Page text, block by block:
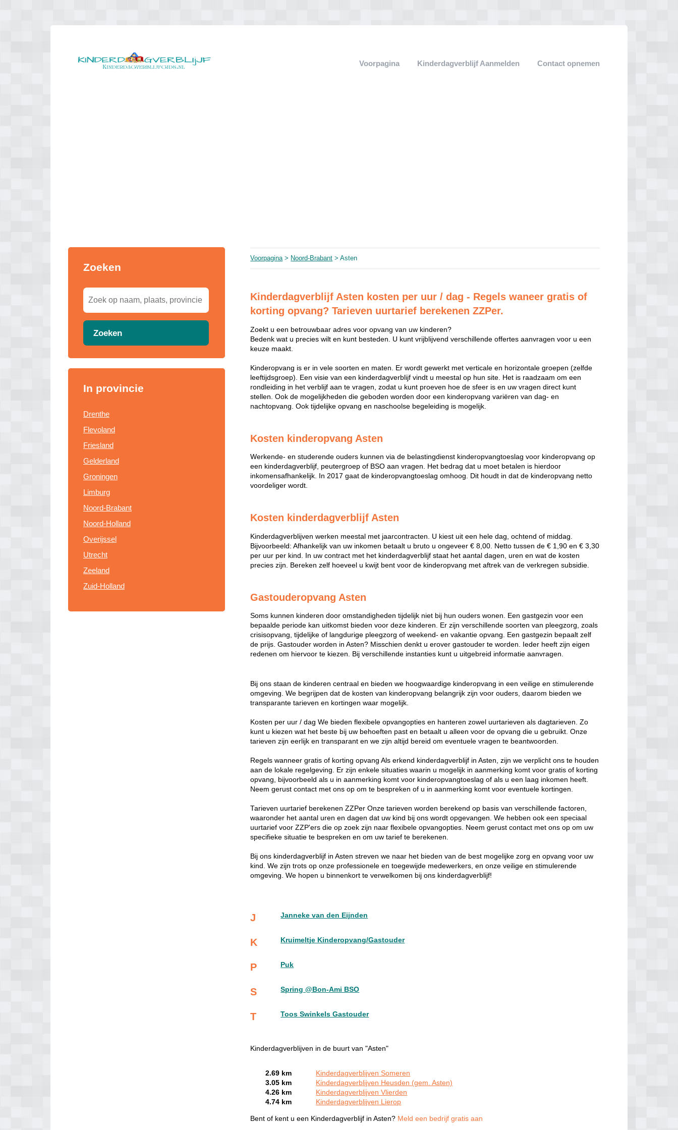
Voorpagina Kinderdagverblijf Aanmelden Contact opnemen
Zoeken
Zoeken
In provincie
Drenthe
Flevoland
Friesland
Gelderland
Groningen
Limburg
Noord-Brabant
Noord-Holland
Overijssel
Utrecht
Zeeland
Zuid-Holland
Voorpagina> Noord-Brabant > Asten
Kinderdagverblijf Asten kosten per uur / dag - Regels waneer gratis of
korting opvang? Tarieven uurtarief berekenen ZZPer.
Zoekt u een betrouwbaar adres voor opvang van uw kinderen?
Bedenk wat u precies wilt en kunt besteden. U kunt vrijblijvend verschillende offertes aanvragen voor u een
keuze maakt.
Kinderopvang is er in vele soorten en maten. Er wordt gewerkt met verticale en horizontale groepen (zelfde
leeftijdsgroep). Een visie van een kinderdagverblijf vindt u meestal op hun site. Het is raadzaam om een
rondleiding in het verblijf aan te vragen, zodat u kunt proeven hoe de sfeer is en uw vragen direct kunt
stellen. Ook de mogelijkheden die geboden worden door een kinderopvang variëren van dag- en
nachtopvang. Ook tijdelijke opvang en naschoolse begeleiding is mogelijk.
Kosten kinderopvang Asten
Werkende- en studerende ouders kunnen via de belastingdienst kinderopvangtoeslag voor kinderopvang op
een kinderdagverblijf, peutergroep of BSO aan vragen. Het bedrag dat u moet betalen is hierdoor
inkomensafhankelijk. In 2017 gaat de kinderopvangtoeslag omhoog. Dit houdt in dat de kinderopvang netto
voordeliger wordt.
Kosten kinderdagverblijf Asten
Kinderdagverblijven werken meestal met jaarcontracten. U kiest uit een hele dag, ochtend of middag.
Bijvoorbeeld: Afhankelijk van uw inkomen betaalt u bruto u ongeveer € 8,00. Netto tussen de € 1,90 en € 3,30
per uur per kind. In uw contract met het kinderdagverblijf staat het aantal dagen, uren en wat de kosten
precies zijn. Bereken zelf hoeveel u kwijt bent voor de kinderopvang met aftrek van de verkregen subsidie.
Gastouderopvang Asten
Soms kunnen kinderen door omstandigheden tijdelijk niet bij hun ouders wonen. Een gastgezin voor een
bepaalde periode kan uitkomst bieden voor deze kinderen. Er zijn verschillende soorten van pleegzorg, zoals
crisisopvang, tijdelijke of langdurige pleegzorg of weekend- en vakantie opvang. Een gastgezin bepaalt zelf
de prijs. Gastouder worden in Asten? Misschien denkt u erover gastouder te worden. Ieder heeft zijn eigen
redenen om hiervoor te kiezen. Bij verschillende instanties kunt u uitgebreid informatie aanvragen.
Bij ons staan de kinderen centraal en bieden we hoogwaardige kinderopvang in een veilige en stimulerende
omgeving. We begrijpen dat de kosten van kinderopvang belangrijk zijn voor ouders, daarom bieden we
transparante tarieven en kortingen waar mogelijk.
Kosten per uur / dag We bieden flexibele opvangopties en hanteren zowel uurtarieven als dagtarieven. Zo
kunt u kiezen wat het beste bij uw behoeften past en betaalt u alleen voor de opvang die u gebruikt. Onze
tarieven zijn eerlijk en transparant en we zijn altijd bereid om eventuele vragen te beantwoorden.
Regels wanneer gratis of korting opvang Als erkend kinderdagverblijf in Asten, zijn we verplicht ons te houden
aan de lokale regelgeving. Er zijn enkele situaties waarin u mogelijk in aanmerking komt voor gratis of korting
opvang, bijvoorbeeld als u in aanmerking komt voor kinderopvangtoeslag of als u een laag inkomen heeft.
Neem gerust contact met ons op om te bespreken of u in aanmerking komt voor eventuele kortingen.
Tarieven uurtarief berekenen ZZPer Onze tarieven worden berekend op basis van verschillende factoren,
waaronder het aantal uren en dagen dat uw kind bij ons wordt opgevangen. We hebben ook een speciaal
uurtarief voor ZZP'ers die op zoek zijn naar flexibele opvangopties. Neem gerust contact met ons op om uw
specifieke situatie te bespreken en om uw tarief te berekenen.
Bij ons kinderdagverblijf in Asten streven we naar het bieden van de best mogelijke zorg en opvang voor uw
kind. We zijn trots op onze professionele en toegewijde medewerkers, en onze veilige en stimulerende
omgeving. We hopen u binnenkort te verwelkomen bij ons kinderdagverblijf!
J Janneke van den Eijnden
K Kruimeltje Kinderopvang/Gastouder
P Puk
S Spring @Bon-Ami BSO
T Toos Swinkels Gastouder
Kinderdagverblijven in de buurt van "Asten"
2.69 km
Kinderdagverblijven Someren
3.05 km
Kinderdagverblijven Heusden (gem. Asten)
4.26 km
Kinderdagverblijven Vlierden
4.74 km
Kinderdagverblijven Lierop
Bent of kent u een Kinderdagverblijf in Asten? Meld een bedrijf gratis aan